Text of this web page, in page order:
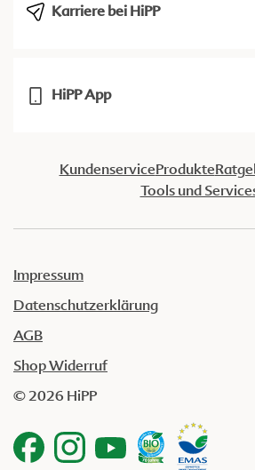
Karriere bei HiPP
HiPP App
KundenserviceProdukte
Tools und
Impressum
Datenschutzerklärung
AGB
Shop Widerruf
© 2026 HiPP